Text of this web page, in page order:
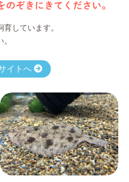
ぞきにきてください。
しています。
イトへ